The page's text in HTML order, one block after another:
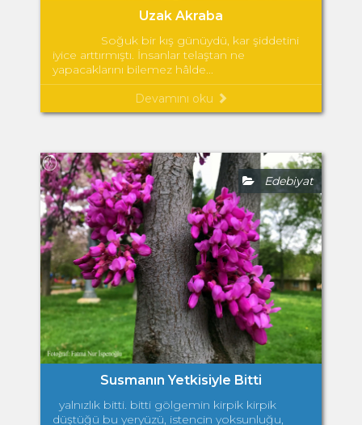
Uzak Akraba
Soğuk bir kış günüydü, kar şiddetini
iyice arttırmıştı. İnsanlar telaştan ne
yapacaklarını bilemez hâlde...
Devamını oku
Edebiyat
Susmanın Yetkisiyle Bitti
yalnızlık bitti. bitti gölgemin kirpik kirpik
düştüğü bu yeryüzü, istencin yoksunluğu,